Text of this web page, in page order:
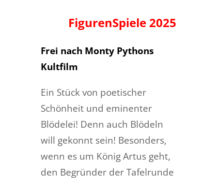
FigurenSpiele 2025
Frei nach Monty Pythons
Kultfilm
Ein Stück von poetischer
Schönheit und eminenter
Blödelei! Denn auch Blödeln
will gekonnt sein! Besonders,
wenn es um König Artus geht,
den Begründer der Tafelrunde